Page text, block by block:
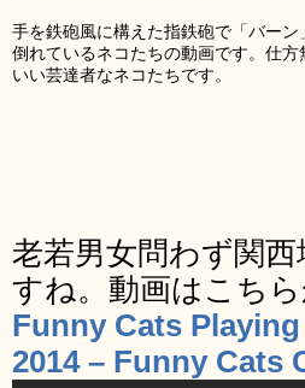
手を鉄砲風に構えた指鉄砲で「バー
倒れているネコたちの動画です。仕
いい芸達者なネコたちです。
老若男女問わず関
すね。動画はこちら
Funny Cats
2014 – Funny Cats